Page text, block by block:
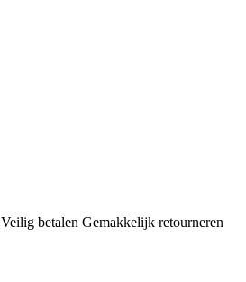
Veilig betalen Gemakkelijk retourneren